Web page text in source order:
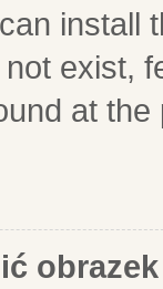
install
exist,
at